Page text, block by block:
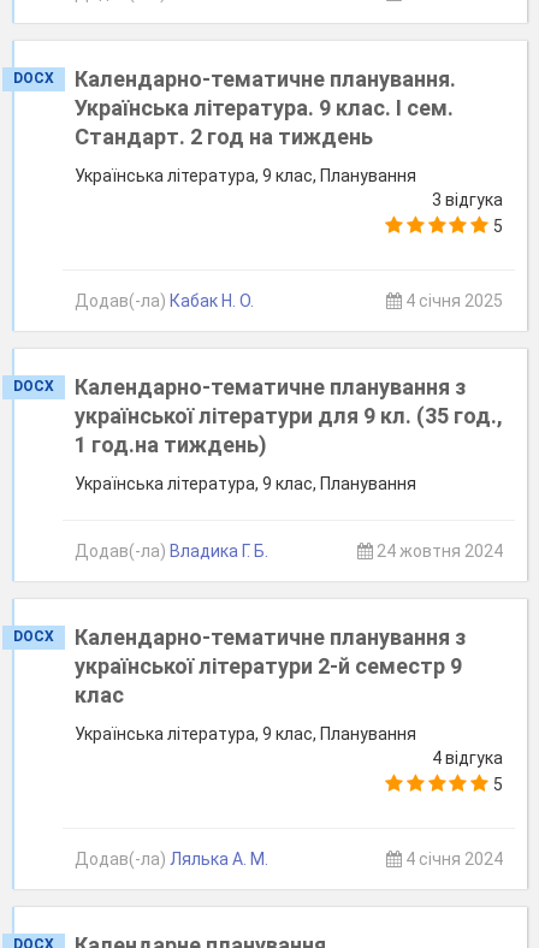
DOCX
Календарно-тематичне планування.
Українська література. 9 клас. І сем.
Стандарт. 2 год на тиждень
Українська література, 9 клас, Планування
3 відгука
5
Додав(-ла) Кабак Н. О. 4 січня 2025
DOCX
Календарно-тематичне планування з
української літератури для 9 кл. (35 год.,
1 год.на тиждень)
Українська література, 9 клас, Планування
Додав(-ла) Владика Г. Б. 24 жовтня 2024
DOCX
Календарно-тематичне планування з
української літератури 2-й семестр 9
клас
Українська література, 9 клас, Планування
4 відгука
5
Додав(-ла) Лялька А. М. 4 січня 2024
DOCX